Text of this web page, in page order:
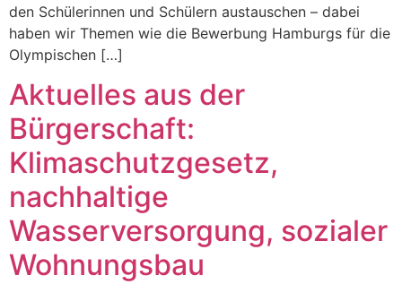
den Schülerinnen und Schülern austauschen – dabei
haben wir Themen wie die Bewerbung Hamburgs für die
Olympischen […]
Aktuelles aus der
Bürgerschaft:
Klimaschutzgesetz,
nachhaltige
Wasserversorgung, sozialer
Wohnungsbau